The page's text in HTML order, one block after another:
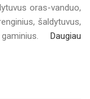
oras-vanduo,
šaldytuvus,
Daugiau